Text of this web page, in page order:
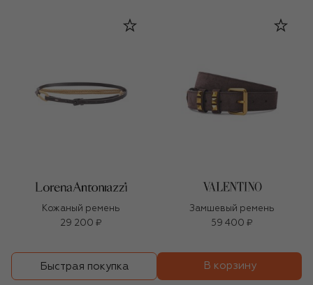
Кожаный ремень
29 200 ₽
Замшевый ремень
59 400 ₽
Быстрая покупка В корзину